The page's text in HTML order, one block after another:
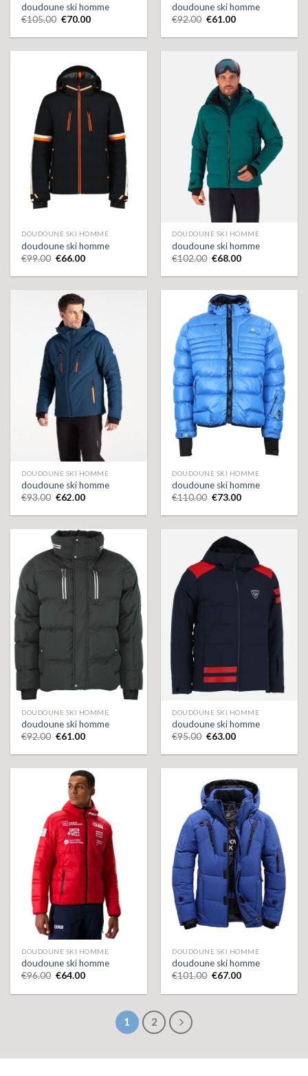
doudoune ski homme
€105.00 €70.00
doudoune ski homme
€92.00 €61.00
DOUDOUNE SKI HOMME
doudoune ski homme
€99.00 €66.00
DOUDOUNE SKI HOMME
doudoune ski homme
€102.00 €68.00
DOUDOUNE SKI HOMME
doudoune ski homme
€93.00 €62.00
DOUDOUNE SKI HOMME
doudoune ski homme
€110.00 €73.00
DOUDOUNE SKI HOMME
doudoune ski homme
€92.00 €61.00
DOUDOUNE SKI HOMME
doudoune ski homme
€95.00 €63.00
DOUDOUNE SKI HOMME
doudoune ski homme
€96.00 €64.00
DOUDOUNE SKI HOMME
doudoune ski homme
€101.00 €67.00
1 2